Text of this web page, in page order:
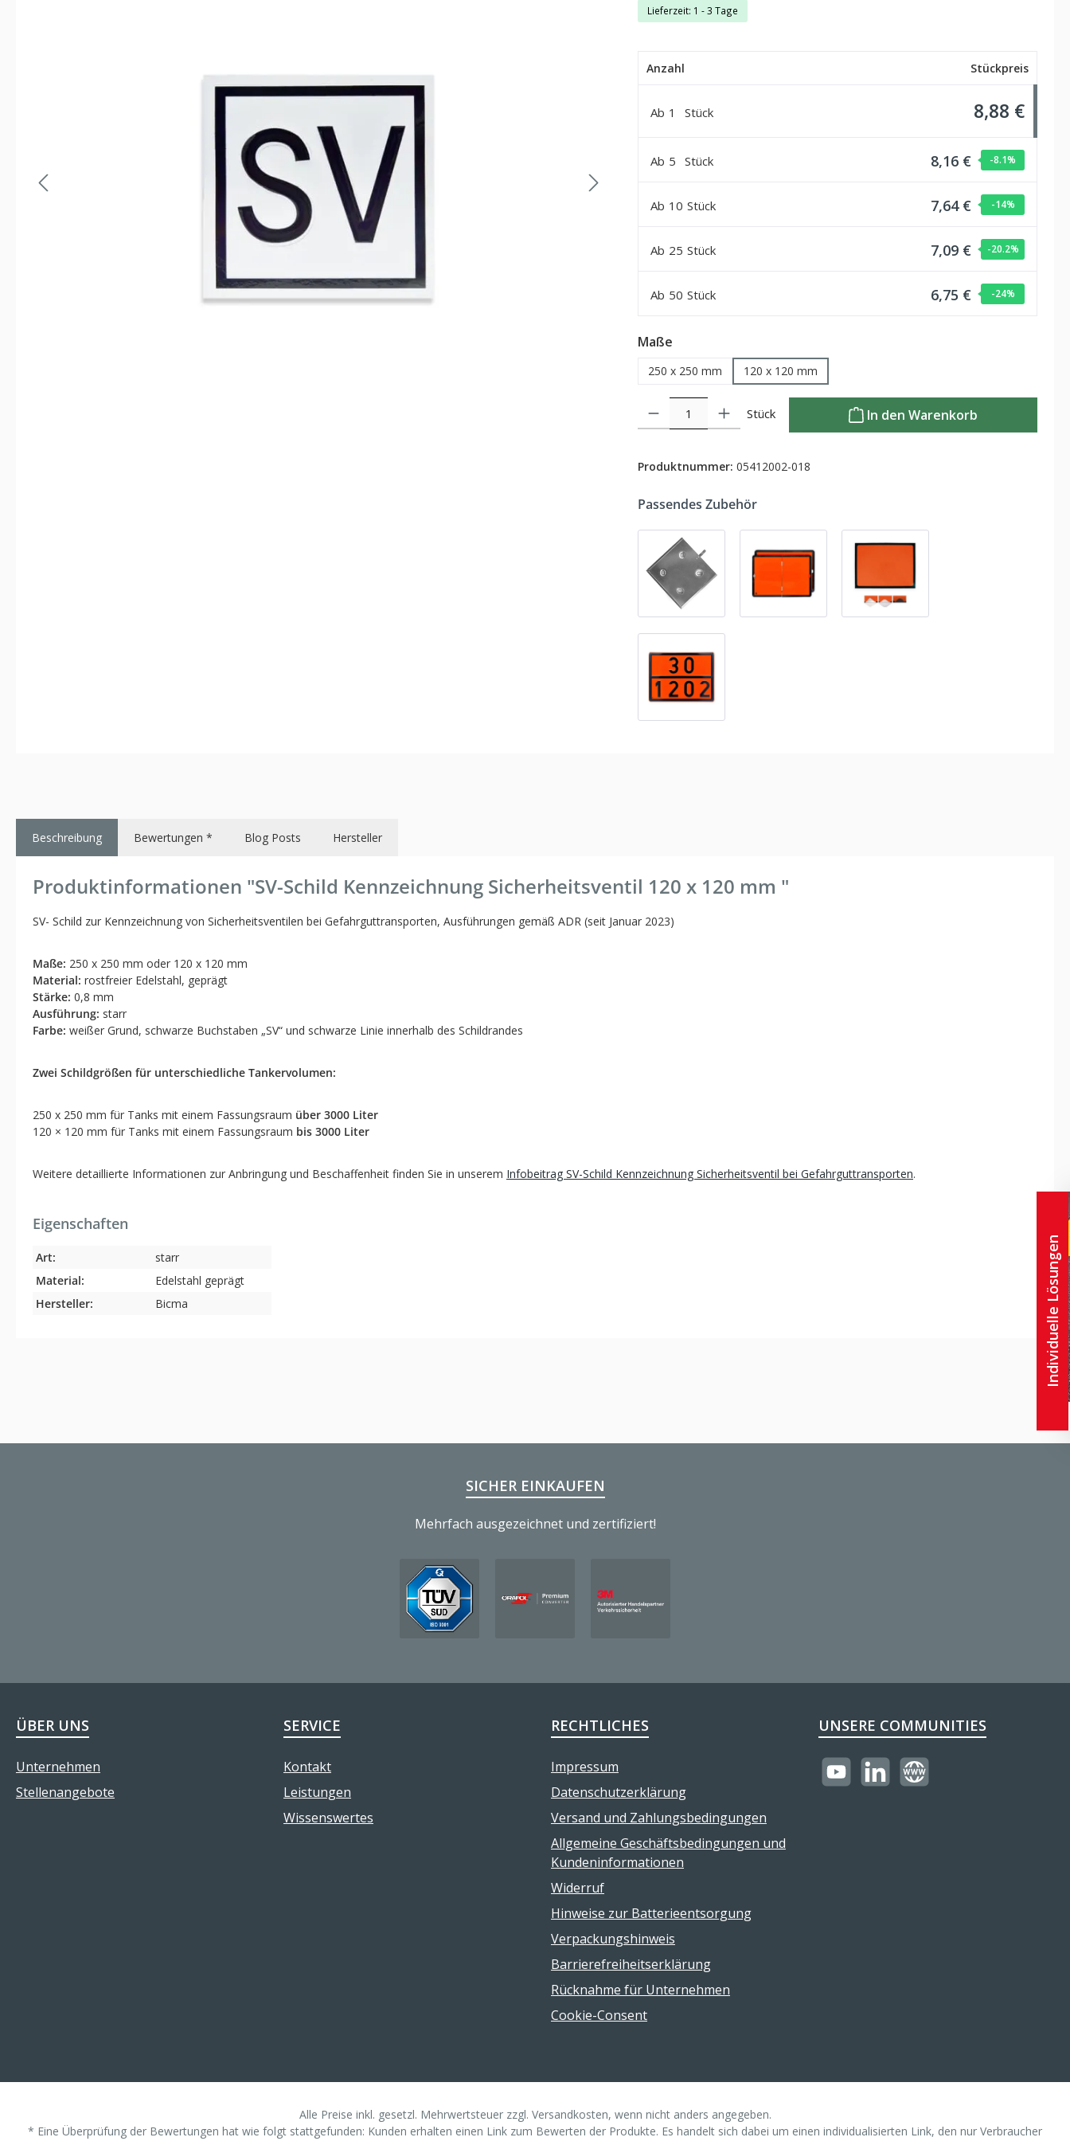
Lieferzeit: 1 - 3 Tage
Anzahl Stückpreis
Ab 1 Stück 8,88 €
Ab 5 Stück 8,16 € -8.1%
Ab 10 Stück 7,64 € -14%
Ab 25 Stück 7,09 € -20.2%
Ab 50 Stück 6,75 € -24%
Maßeauswählen
250 x 250 mm 120 x 120 mm
Stück In den Warenkorb
Produktnummer: 05412002-018
Passendes Zubehör
Beschreibung Bewertungen * Blog Posts Hersteller
Produktinformationen "SV-Schild Kennzeichnung Sicherheitsventil 120 x 120 mm "
SV- Schild zur Kennzeichnung von Sicherheitsventilen bei Gefahrguttransporten, Ausführungen gemäß ADR (seit Januar 2023)
Maße: 250 x 250 mm oder 120 x 120 mm
Material: rostfreier Edelstahl, geprägt
Stärke: 0,8 mm
Ausführung: starr
Farbe: weißer Grund, schwarze Buchstaben „SV“ und schwarze Linie innerhalb des Schildrandes
Zwei Schildgrößen für unterschiedliche Tankervolumen:
250 x 250 mm für Tanks mit einem Fassungsraum über 3000 Liter
120 × 120 mm für Tanks mit einem Fassungsraum bis 3000 Liter
Weitere detaillierte Informationen zur Anbringung und Beschaffenheit finden Sie in unserem Infobeitrag SV-Schild Kennzeichnung Sicherheitsventil bei Gefahrguttransporten.
Eigenschaften
Art:
starr
Material:
Edelstahl geprägt
Hersteller:
Bicma
SICHER EINKAUFEN
Mehrfach ausgezeichnet und zertifiziert!
ÜBER UNS
Unternehmen
Stellenangebote
SERVICE
Kontakt
Leistungen
Wissenswertes
RECHTLICHES
Impressum
Datenschutzerklärung
Versand und Zahlungsbedingungen
Allgemeine Geschäftsbedingungen und
Kundeninformationen
Widerruf
Hinweise zur Batterieentsorgung
Verpackungshinweis
Barrierefreiheitserklärung
Rücknahme für Unternehmen
Cookie-Consent
UNSERE COMMUNITIES
https://youtube.com/
LinkedInWebsite
Alle Preise inkl. gesetzl. Mehrwertsteuer zzgl. Versandkosten, wenn nicht anders angegeben.
* Eine Überprüfung der Bewertungen hat wie folgt stattgefunden: Kunden erhalten einen Link zum Bewerten der Produkte. Es handelt sich dabei um einen individualisierten Link, den nur Verbraucher
Individuelle Lösungen